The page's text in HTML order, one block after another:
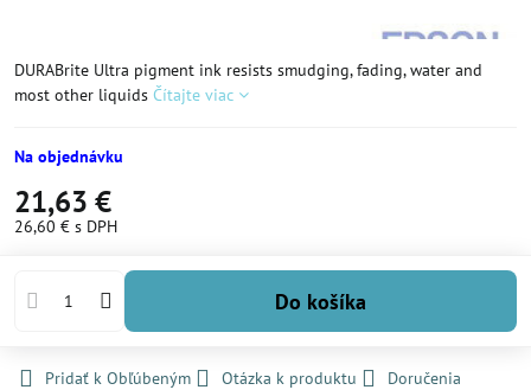
DURABrite Ultra pigment ink resists smudging, fading, water and
most other liquids Čítajte viac
Na objednávku
21,63 €
26,60 € s DPH
Do košíka
Pridať k Obľúbeným Otázka k produktu
Doručenia